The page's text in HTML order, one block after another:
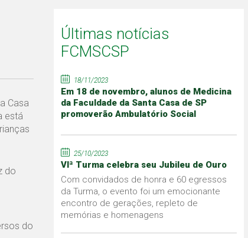
Casa
está
do
do
Últimas notícias
FCMSCSP
18/11/2023
Em 18 de novembro, alunos de Medicina
da Faculdade da Santa Casa de SP
promoverão Ambulatório Social
25/10/2023
VIª Turma celebra seu Jubileu de Ouro
Com convidados de honra e 60 egressos
da Turma, o evento foi um emocionante
encontro de gerações, repleto de
memórias e homenagens